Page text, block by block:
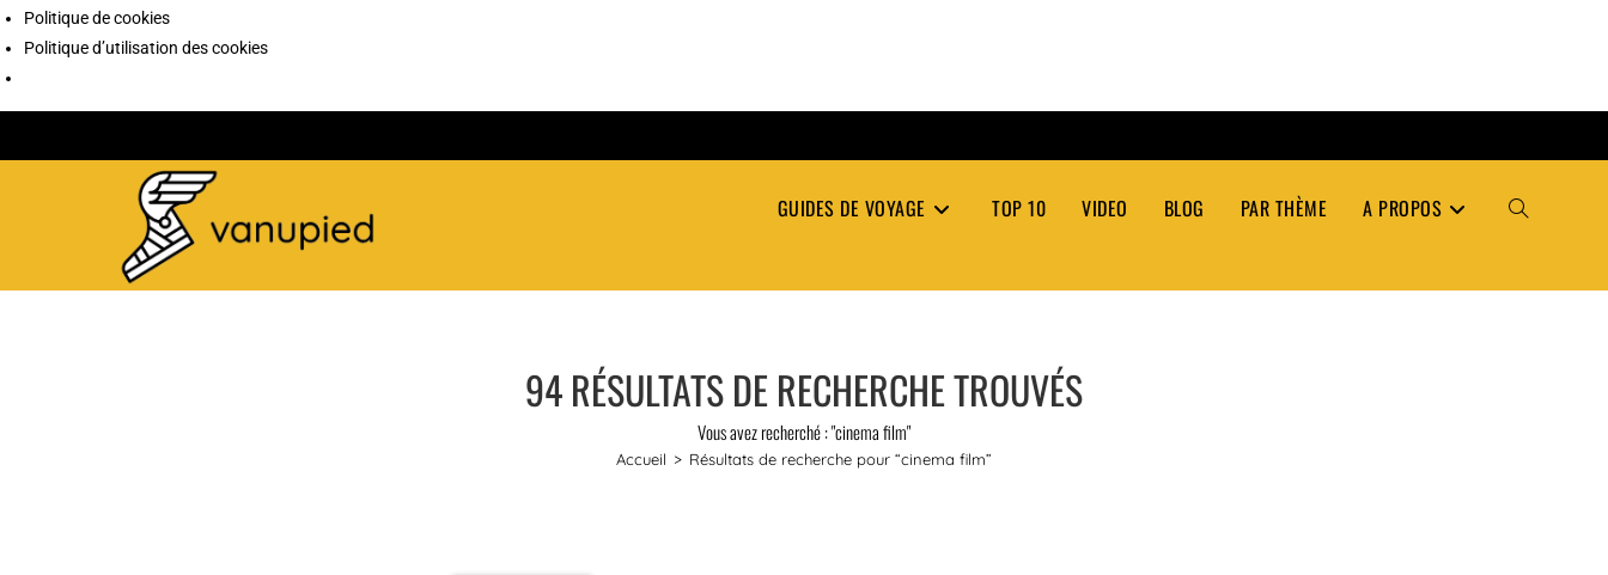
Politique de cookies
Politique d’utilisation des cookies
GUIDES DE VOYAGE TOP 10 VIDEO BLOG PAR THÈME A PROPOS TOGGLE
94RÉSULTATS DE RECHERCHE TROUVÉS
Vous avez recherché : "cinema film"
Accueil > Résultats de recherche pour “cinema film”